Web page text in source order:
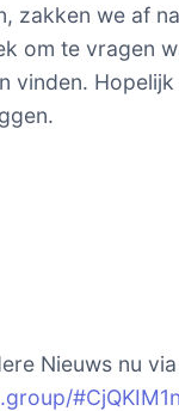
zakken we af
om te vragen
vinden.
Nieuws nu